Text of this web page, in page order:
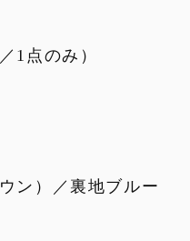
1点のみ）
ン）／裏地ブルー